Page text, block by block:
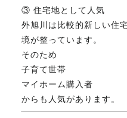
③ 住宅地として人気
外旭川は比較的新しい住
境が整っています。
そのため
子育て世帯
マイホーム購入者
からも人気があります。